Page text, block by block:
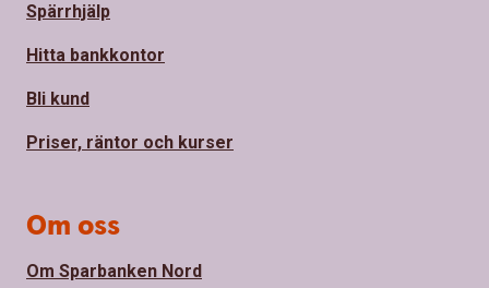
Spärrhjälp
Hitta bankkontor
Bli kund
Priser, räntor och kurser
Om oss
Om Sparbanken Nord